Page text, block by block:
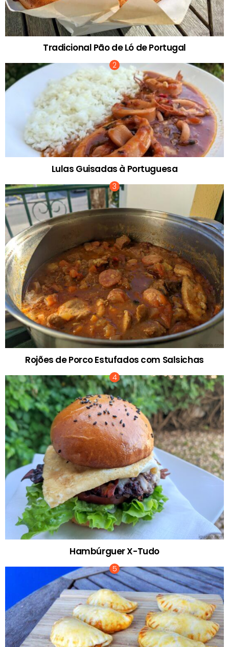
Tradicional Pão de Ló de Portugal
Lulas Guisadas à Portuguesa
Rojões de Porco Estufados com Salsichas
Hambúrguer X-Tudo